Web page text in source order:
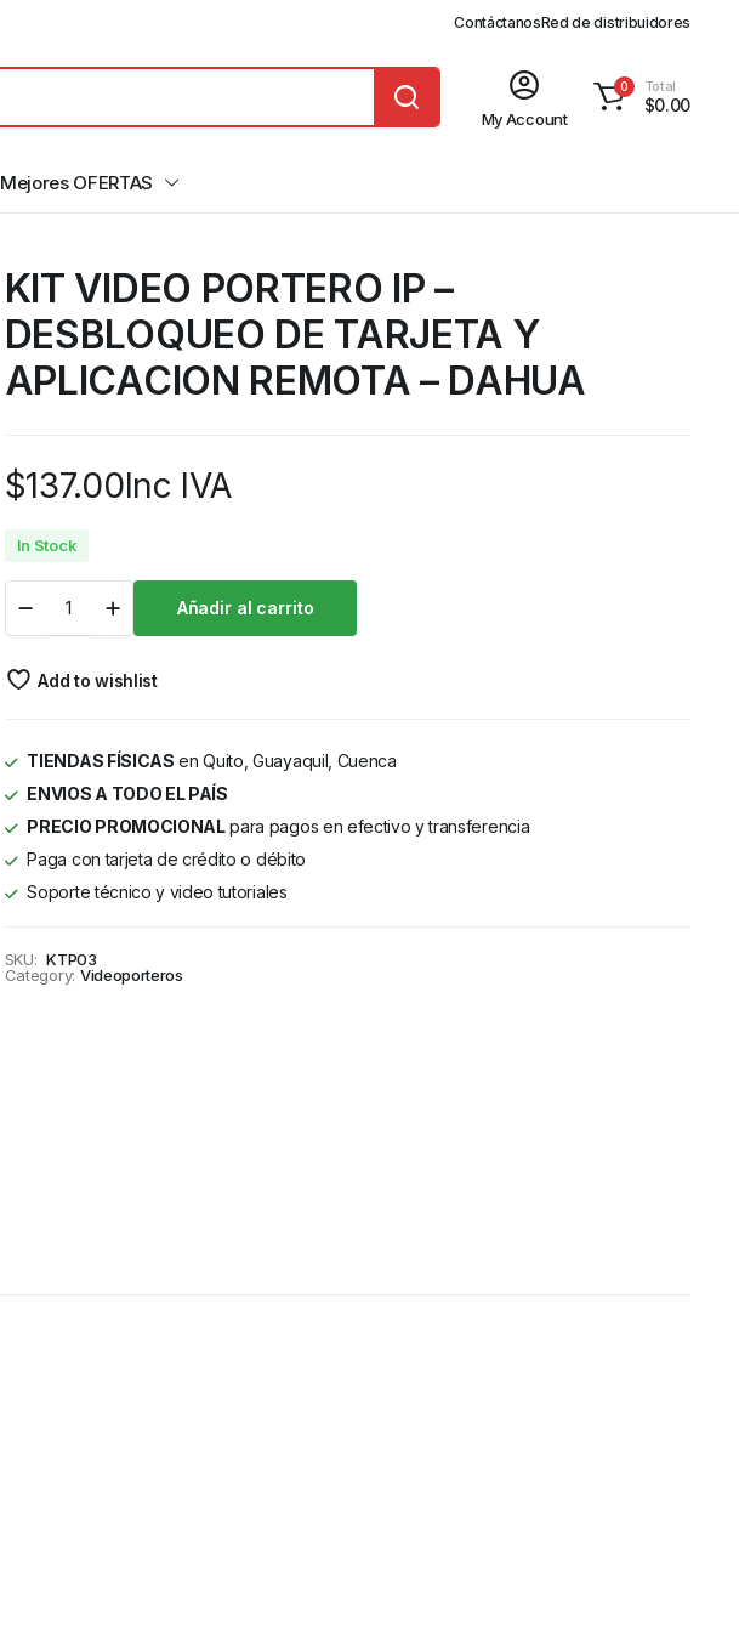
ContáctanosRed de distribuidores
My Account
0 Total
$0.00
Mejores OFERTAS
KIT VIDEO PORTERO IP –
DESBLOQUEO DE TARJETA Y
APLICACION REMOTA – DAHUA
$137.00Inc IVA
In Stock
Añadir al carrito
Add to wishlist
TIENDAS FÍSICAS en Quito, Guayaquil, Cuenca
ENVIOS A TODO EL PAÍS
PRECIO PROMOCIONALpara pagos en efectivo y transferencia
Paga con tarjeta de crédito o débito
Soporte técnico y video tutoriales
SKU: KTP03
Category: Videoporteros